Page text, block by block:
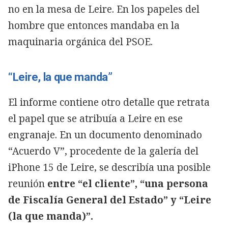
no en la mesa de Leire. En los papeles del
hombre que entonces mandaba en la
maquinaria orgánica del PSOE.
“Leire, la que manda”
El informe contiene otro detalle que retrata
el papel que se atribuía a Leire en ese
engranaje. En un documento denominado
“Acuerdo V”, procedente de la galería del
iPhone 15 de Leire, se describía una posible
reunión entre “el cliente”, “una persona
de Fiscalía General del Estado” y “Leire
(la que manda)”.